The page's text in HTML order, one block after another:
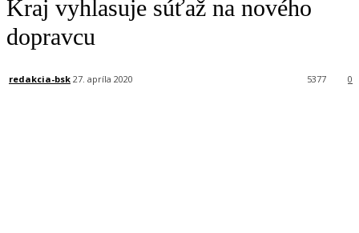
Kraj vyhlasuje súťaž na nového
dopravcu
redakcia-bsk 27. apríla 2020 0
5377